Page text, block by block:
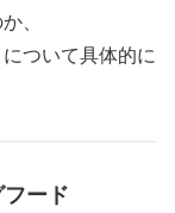
、
ついて具体的に
ード